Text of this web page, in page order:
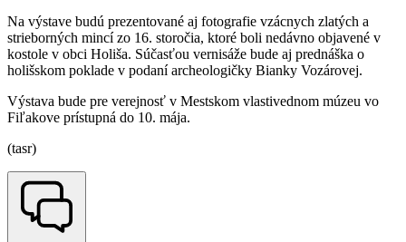
Na výstave budú prezentované aj fotografie vzácnych zlatých a
strieborných mincí zo 16. storočia, ktoré boli nedávno objavené v
kostole v obci Holiša. Súčasťou vernisáže bude aj prednáška o
holišskom poklade v podaní archeologičky Bianky Vozárovej.
Výstava bude pre verejnosť v Mestskom vlastivednom múzeu vo
Fiľakove prístupná do 10. mája.
(tasr)